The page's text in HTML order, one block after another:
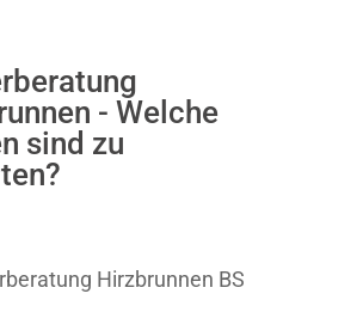
- Welche
sind zu